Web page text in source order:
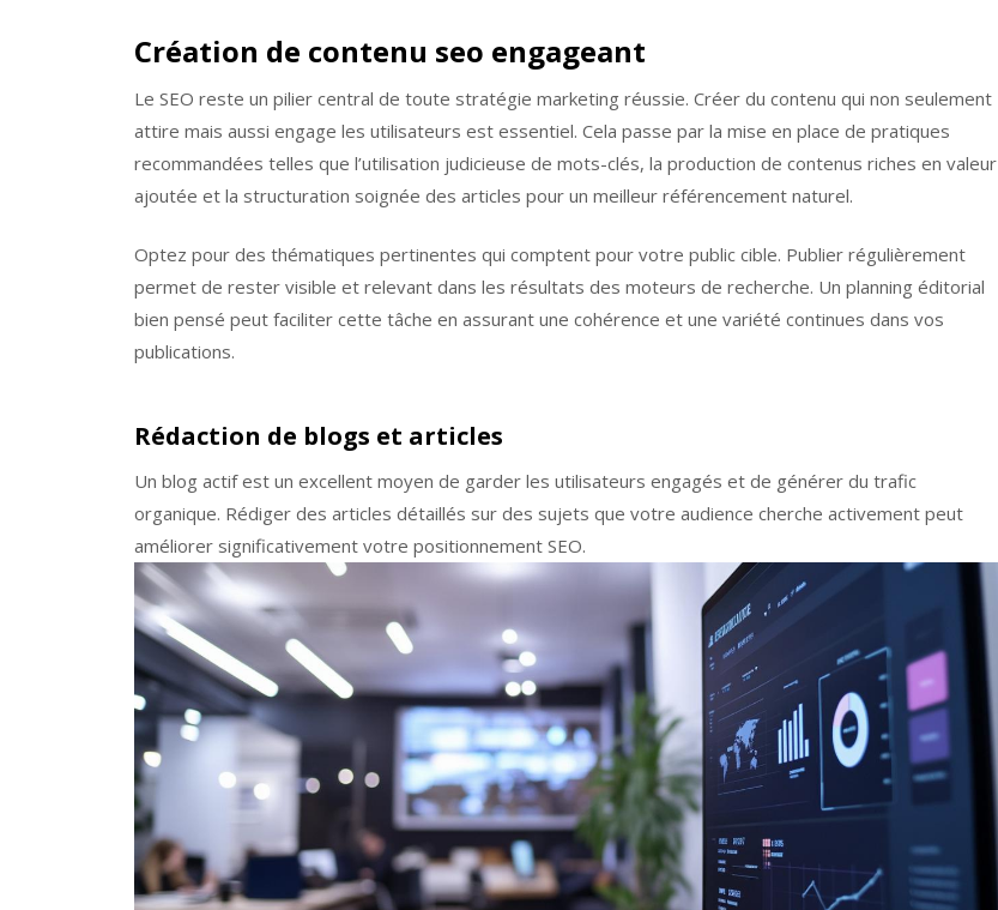
Création de contenu seo engageant
Le SEO reste un pilier central de toute stratégie marketing réussie. Créer du contenu qui non seulement
attire mais aussi engage les utilisateurs est essentiel. Cela passe par la mise en place de pratiques
recommandées telles que l’utilisation judicieuse de mots-clés, la production de contenus riches en valeur
ajoutée et la structuration soignée des articles pour un meilleur référencement naturel.
Optez pour des thématiques pertinentes qui comptent pour votre public cible. Publier régulièrement
permet de rester visible et relevant dans les résultats des moteurs de recherche. Un planning éditorial
bien pensé peut faciliter cette tâche en assurant une cohérence et une variété continues dans vos
publications.
Rédaction de blogs et articles
Un blog actif est un excellent moyen de garder les utilisateurs engagés et de générer du trafic
organique. Rédiger des articles détaillés sur des sujets que votre audience cherche activement peut
améliorer significativement votre positionnement SEO.